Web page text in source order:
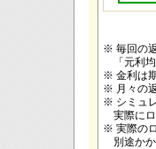
※ 毎回の
「元利均
※ 金利は
※ 月々の
※ シミュ
実際にロ
※ 実際の
別途かか